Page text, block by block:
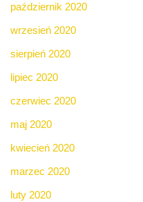
październik 2020
wrzesień 2020
sierpień 2020
lipiec 2020
czerwiec 2020
maj 2020
kwiecień 2020
marzec 2020
luty 2020